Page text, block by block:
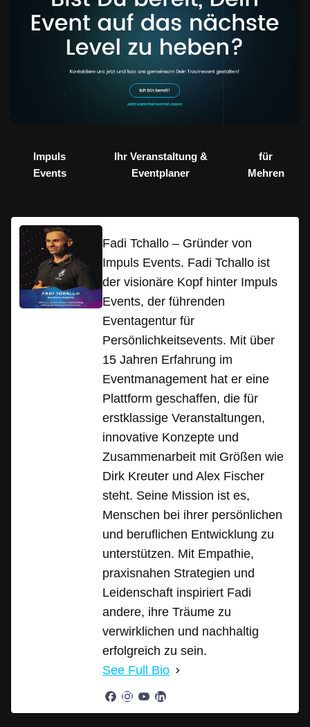
Impuls
Events
Ihr Veranstaltung &
Eventplaner
für
Mehren
Fadi Tchallo – Gründer von
Impuls Events. Fadi Tchallo ist
der visionäre Kopf hinter Impuls
Events, der führenden
Eventagentur für
Persönlichkeitsevents. Mit über
15 Jahren Erfahrung im
Eventmanagement hat er eine
Plattform geschaffen, die für
erstklassige Veranstaltungen,
innovative Konzepte und
Zusammenarbeit mit Größen wie
Dirk Kreuter und Alex Fischer
steht. Seine Mission ist es,
Menschen bei ihrer persönlichen
und beruflichen Entwicklung zu
unterstützen. Mit Empathie,
praxisnahen Strategien und
Leidenschaft inspiriert Fadi
andere, ihre Träume zu
verwirklichen und nachhaltig
erfolgreich zu sein.
See Full Bio